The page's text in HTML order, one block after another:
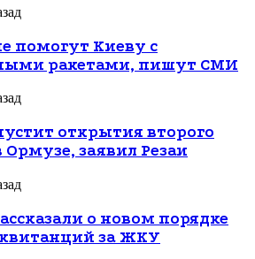
помогут Киеву с
ракетами, пишут СМИ
открытия второго
заявил Резаи
о новом порядке
за ЖКУ